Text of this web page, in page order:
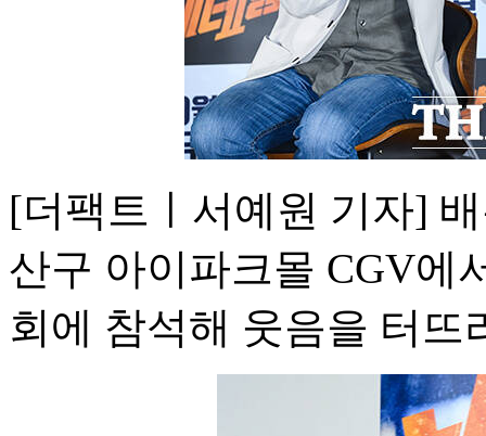
[더팩트ㅣ서예원 기자]
산구 아이파크몰 CGV에
회에 참석해 웃음을 터뜨